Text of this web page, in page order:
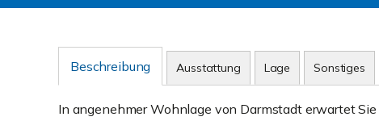
Beschreibung Ausstattung Lage Sonstiges
In angenehmer Wohnlage von Darmstadt erwartet